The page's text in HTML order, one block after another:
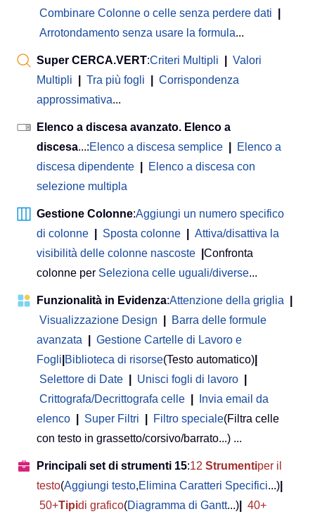
Combinare Colonne o celle senza perdere dati
Arrotondamento senza usare la formula...
Super CERCA.VERT:Criteri Multipli
Valori
Multipli
Tra più fogli
Corrispondenza
approssimativa...
Elenco a discesa avanzato. Elenco a
discesa...:Elenco a discesa semplice
Elenco a
discesa dipendente
Elenco a discesa con
selezione multipla
Gestione Colonne:Aggiungi un numero specifico
di colonne
Sposta colonne
Attiva/disattiva la
visibilità delle colonne nascoste
Confronta
colonne per Seleziona celle uguali/diverse...
Funzionalità in Evidenza:Attenzione della griglia
Visualizzazione Design
Barra delle formule
avanzata
Gestione Cartelle di Lavoro e
Fogli Biblioteca di risorse(Testo automatico)
Selettore di Date
Unisci fogli di lavoro
Crittografa/Decrittografa celle
Invia email da
elenco
Super Filtri Filtro speciale(Filtra celle
con testo in grassetto/corsivo/barrato...) ...
Principali set di strumenti 15:12 Strumentiper il
testo(Aggiungi testo,Elimina Caratteri Specifici...)
50+Tipidi grafico(Diagramma di Gantt...)
40+